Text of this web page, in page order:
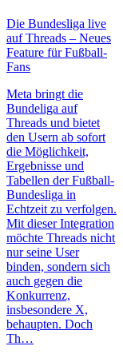
Die Bundesliga live
auf Threads – Neues
Feature für Fußball-
Fans
Meta bringt die
Bundeliga auf
Threads und bietet
den Usern ab sofort
die Möglichkeit,
Ergebnisse und
Tabellen der Fußball-
Bundesliga in
Echtzeit zu verfolgen.
Mit dieser Integration
möchte Threads nicht
nur seine User
binden, sondern sich
auch gegen die
Konkurrenz,
insbesondere X,
behaupten. Doch
Th…